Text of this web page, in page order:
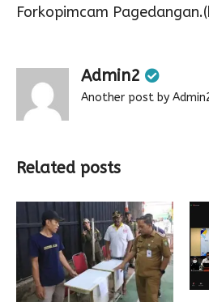
Forkopimcam
Admin2
Another post by
Related posts